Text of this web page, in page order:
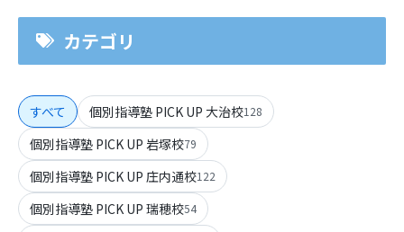
カテゴリ
すべて 個別指導塾 PICK UP 大治校128
個別指導塾 PICK UP 岩塚校79
個別指導塾 PICK UP 庄内通校122
個別指導塾 PICK UP 瑞穂校54